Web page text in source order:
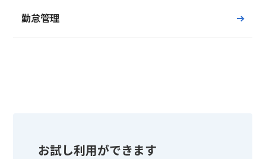
勤怠管理
お試し利用ができます